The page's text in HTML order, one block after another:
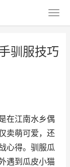
驯服技巧
在江南水乡偶
卖萌可爱，还
心得。驯服瓜
遇到瓜皮小猫